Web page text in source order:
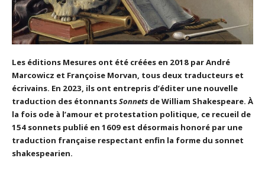
Les éditions Mesures ont été créées en 2018 par André
Marcowicz et Françoise Morvan, tous deux traducteurs et
écrivains. En 2023, ils ont entrepris d’éditer une nouvelle
traduction des étonnantsSonnets de William Shakespeare. À
la fois ode à l’amour et protestation politique, ce recueil de
154 sonnets publié en 1609 est désormais honoré par une
traduction française respectant enfin la forme du sonnet
shakespearien.